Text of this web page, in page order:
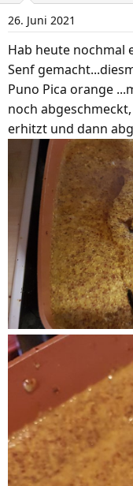
i
o
n
e
n
26. Juni 2021
Hab heute nochmal
Senf
Puno Pica orange
noch
erhitzt und dann